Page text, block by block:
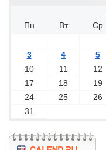
Пн
Вт Ср
3
4 5
10
11 12
17
18 19
24
25 26
31